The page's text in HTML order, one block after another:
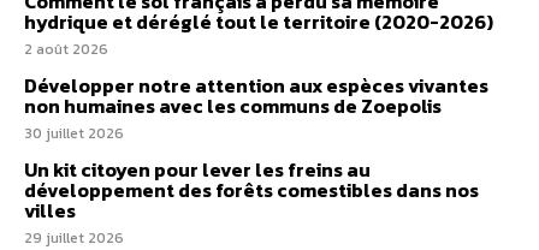
hydrique et déréglé tout le territoire (2020-2026)
2 août 2026
Développer notre attention aux espèces vivantes
non humaines avec les communs de Zoepolis
30 juillet 2026
Un kit citoyen pour lever les freins au
développement des forêts comestibles dans nos
villes
29 juillet 2026